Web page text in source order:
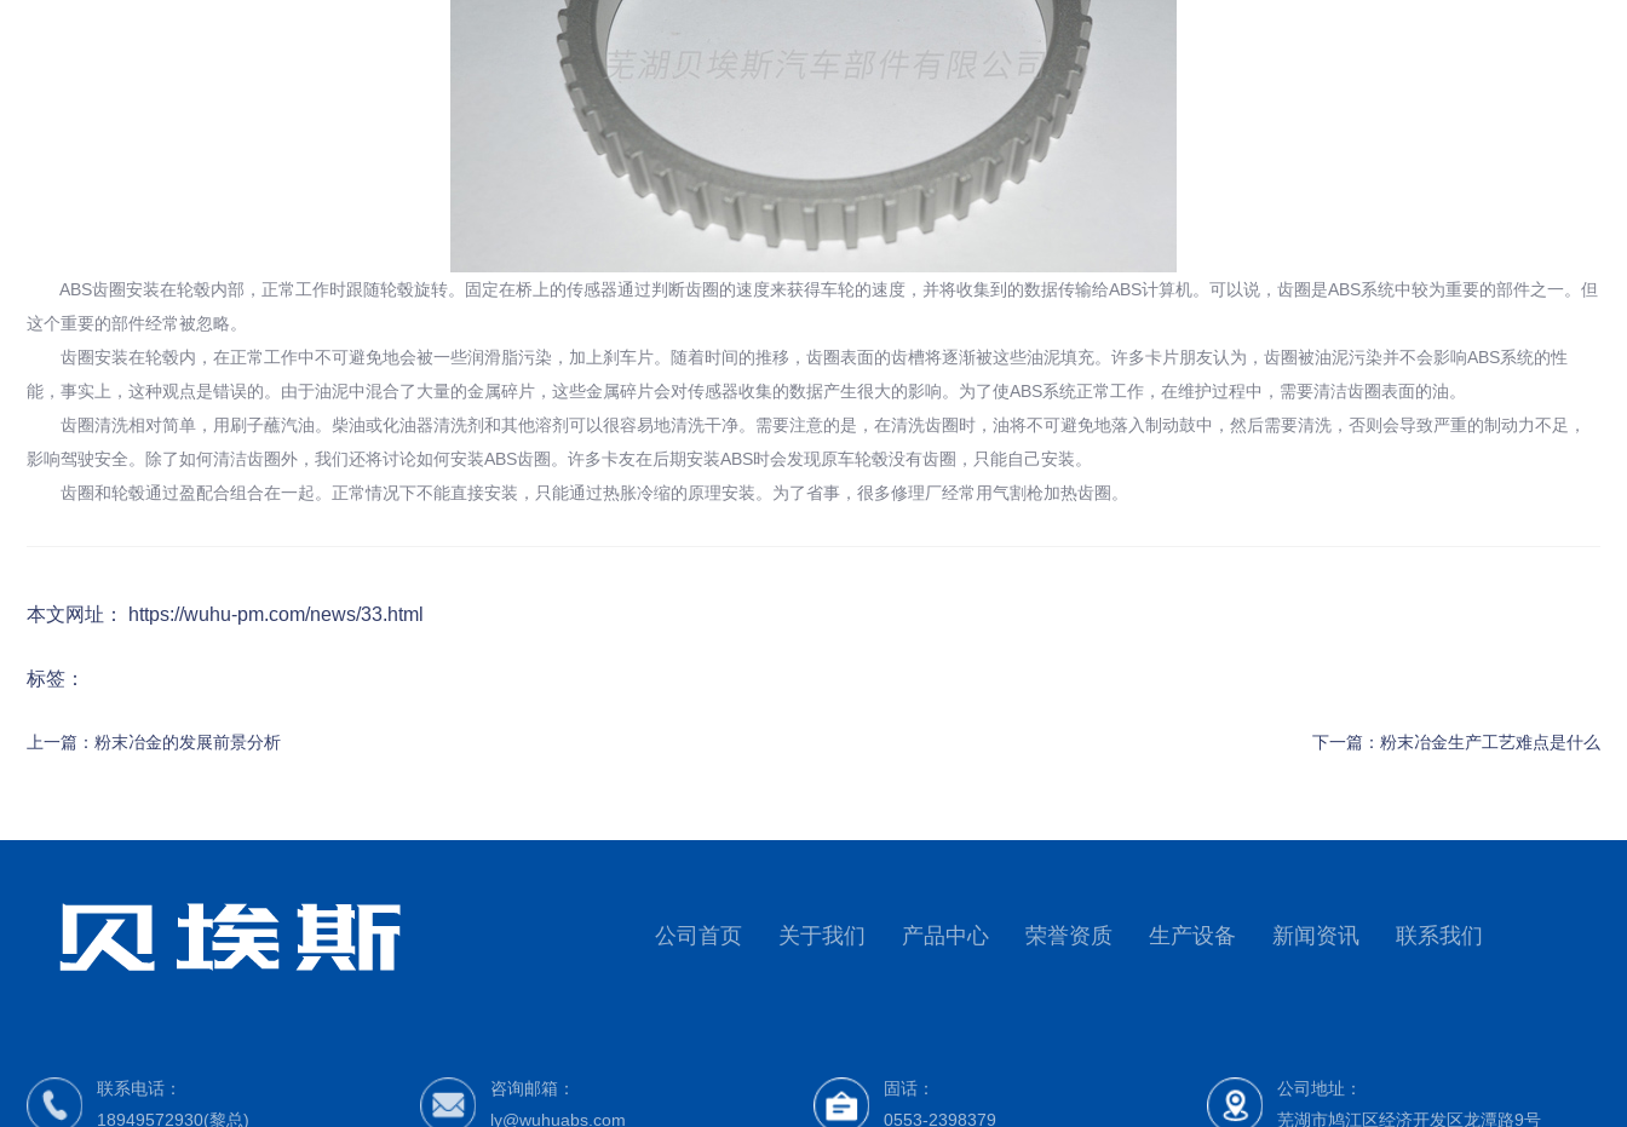
ABS齿圈安装在轮毂内部，正常工作时跟随轮毂旋转。固定在桥上的传感器通过判断齿圈的速度来获得车轮的速度，并将收集到的数据传输给ABS计算机。可以说，齿圈是ABS系统中较为重要的部件之一。但
这个重要的部件经常被忽略。
齿圈安装在轮毂内，在正常工作中不可避免地会被一些润滑脂污染，加上刹车片。随着时间的推移，齿圈表面的齿槽将逐渐被这些油泥填充。许多卡片朋友认为，齿圈被油泥污染并不会影响ABS系统的性
能，事实上，这种观点是错误的。由于油泥中混合了大量的金属碎片，这些金属碎片会对传感器收集的数据产生很大的影响。为了使ABS系统正常工作，在维护过程中，需要清洁齿圈表面的油。
齿圈清洗相对简单，用刷子蘸汽油。柴油或化油器清洗剂和其他溶剂可以很容易地清洗干净。需要注意的是，在清洗齿圈时，油将不可避免地落入制动鼓中，然后需要清洗，否则会导致严重的制动力不足，
影响驾驶安全。除了如何清洁齿圈外，我们还将讨论如何安装ABS齿圈。许多卡友在后期安装ABS时会发现原车轮毂没有齿圈，只能自己安装。
齿圈和轮毂通过盈配合组合在一起。正常情况下不能直接安装，只能通过热胀冷缩的原理安装。为了省事，很多修理厂经常用气割枪加热齿圈。
本文网址： https://wuhu-pm.com/news/33.html
标签：
上一篇： 粉末冶金的发展前景分析 下一篇： 粉末冶金生产工艺难点是什么
找不到任何内容
品的研发、生产与销售的厂家，公司目前生产及销售的ABS齿圈产品包括铁基粉末冶金类、钢板冲压
各类乘用车、大客车、重卡车用ABS系统，广泛用于国内多家主机厂、底盘系统零部件供应商及ABS
要按德国标准( DIN30910-5)、美国标准( MPIF-35)及日本JIS标准等设计加工。同时，公司具有完善
品的研发、生产与销售的厂家，公司目前生产及销售的ABS齿圈产品包括铁基粉末冶金类、钢板冲压
各类乘用车、大客车、重卡车用ABS系统，广泛用于国内多家主机厂、底盘系统零部件供应商及ABS
要按德国标准( DIN30910-5)、美国标准( MPIF-35)及日本JIS标准等设计加工。同时，公司具有完善
研发、生产与销售的厂家，公司目前生产及销售的ABS齿圈产品包括铁基粉末冶金类、钢板冲压类、金属
生产线，具有从设计、加工到表面处理完整的ABS齿圈产品开发生产能力，产品可以根据客户需要按德国
相关产品
公司首页 关于我们 产品中心 荣誉资质 生产设备 新闻资讯 联系我们
联系电话：
18949572930(黎总)
咨询邮箱：
ly@wuhuabs.com
固话：
0553-2398379
公司地址：
芜湖市鸠江区经济开发区龙潭路9号